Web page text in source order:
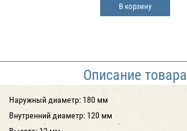
В корзину
Описание товара
Наружный диаметр: 180 мм
Внутренний диаметр: 120 мм